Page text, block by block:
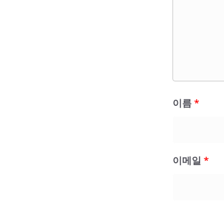
이름*
이메일 *